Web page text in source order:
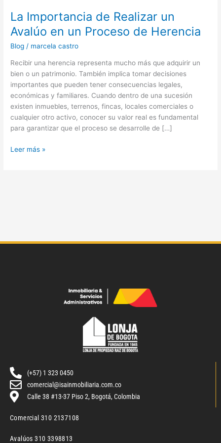
La Importancia de Realizar un
Avalúo en un Proceso de Herencia
Blog / marcela castro
Recibir una herencia representa mucho más que adquirir un
bien o un patrimonio. También implica tomar decisiones
importantes que pueden tener consecuencias legales,
económicas y familiares. Cuando dentro de una sucesión
existen inmuebles, terrenos, fincas, locales comerciales o
cualquier otro activo, conocer su valor real es fundamental
para garantizar que el proceso se desarrolle de […]
Leer más »
(+57) 1 323 0450
comercial@isainmobiliaria.com.co
Calle 38 #13-37 Piso 2, Bogotá, Colombia
Comercial 310 2137108
Avalúos 310 3398813